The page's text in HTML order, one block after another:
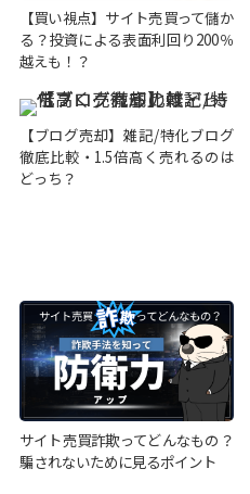
【買い視点】サイト売買って儲か
る？投資による表面利回り200％
越えも！？
【ブログ売却】雑記/特化ブログ
徹底比較・1.5倍高く売れるのは
どっち？
サイト売買詐欺ってどんなもの？
騙されないために見るポイント